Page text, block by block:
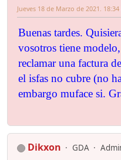
Jueves 18 de Marzo de 2021. 18:34
Buenas tardes.
vosotros tiene
reclamar una factura
el isfas no cubre (no
embargo muface si.
Dikxon GDA